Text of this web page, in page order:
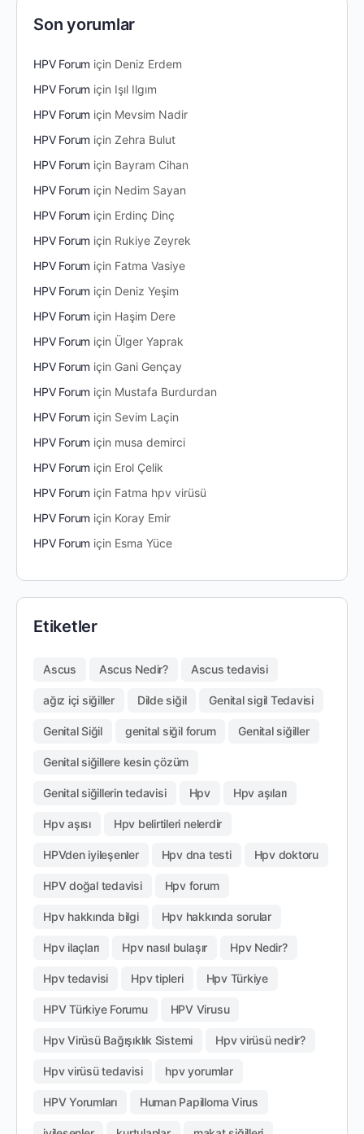
Son yorumlar
HPV Forum için Deniz Erdem
HPV Forum için Işıl Ilgım
HPV Forum için Mevsim Nadir
HPV Forum içinZehra Bulut
HPV Forum için Bayram Cihan
HPV Forum için Nedim Sayan
HPV Forum için Erdinç Dinç
HPV Forum için Rukiye Zeyrek
HPV Forum için Fatma Vasiye
HPV Forum için Deniz Yeşim
HPV Forum için Haşim Dere
HPV Forum için Ülger Yaprak
HPV Forum için Gani Gençay
HPV Forum için Mustafa Burdurdan
HPV Forum için Sevim Laçin
HPV Forum için musa demirci
HPV Forum için Erol Çelik
HPV Forum için Fatma hpv virüsü
HPV Forum için Koray Emir
HPV Forum için Esma Yüce
Etiketler
Ascus Ascus Nedir? Ascus tedavisi
ağız içi siğiller Dilde siğil Genital sigil Tedavisi
Genital Siğil genital siğil forum Genital siğiller
Genital siğillere kesin çözüm
Genital siğillerin tedavisi Hpv Hpv aşıları
Hpv aşısı Hpv belirtileri nelerdir
HPVden iyileşenler Hpv dna testi Hpv doktoru
HPV doğal tedavisi Hpv forum
Hpv hakkında bilgi Hpv hakkında sorular
Hpv ilaçları Hpv nasıl bulaşır Hpv Nedir?
Hpv tedavisi Hpv tipleri Hpv Türkiye
HPV Türkiye Forumu HPV Virusu
Hpv Virüsü Bağışıklık Sistemi Hpv virüsü nedir?
Hpv virüsü tedavisi hpv yorumlar
HPV Yorumları Human Papilloma Virus